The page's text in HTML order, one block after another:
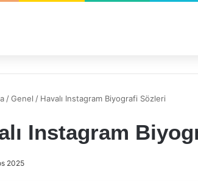
/Genel / Havalı Instagram Biyografi Sözleri
Instagram
2025